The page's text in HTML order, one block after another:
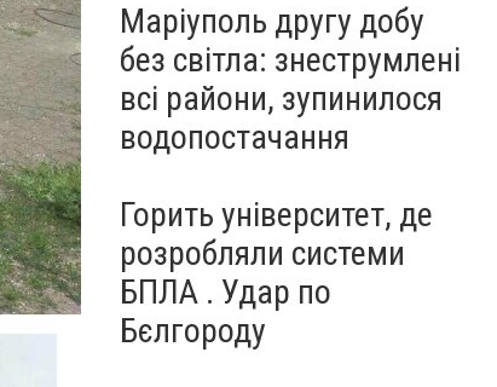
Маріуполь другу добу
без світла: знеструмлені
всі райони, зупинилося
водопостачання
Горить університет, де
розробляли системи
БПЛА . Удар по
Бєлгороду